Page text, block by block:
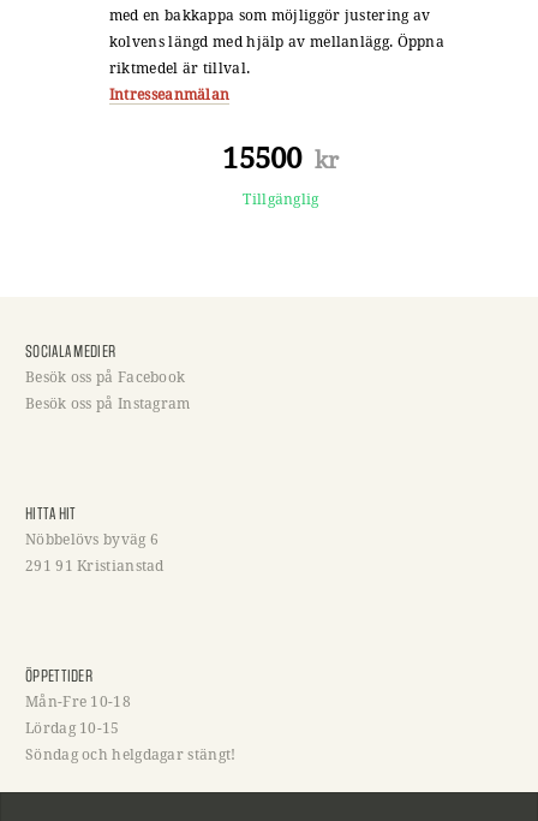
med en bakkappa som möjliggör justering av
kolvens längd med hjälp av mellanlägg. Öppna
riktmedel är tillval.
Intresseanmälan
15500 kr
Tillgänglig
SOCIALA MEDIER
Besök oss på Facebook
Besök oss på Instagram
HITTA HIT
Nöbbelövs byväg 6
291 91 Kristianstad
ÖPPETTIDER
Mån-Fre 10-18
Lördag 10-15
Söndag och helgdagar stängt!